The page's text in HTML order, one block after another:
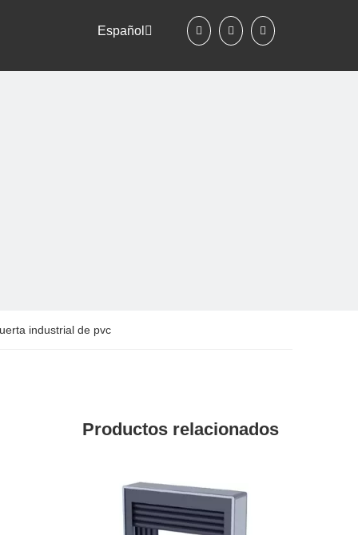
Español
industrial de pvc
Productos relacionados